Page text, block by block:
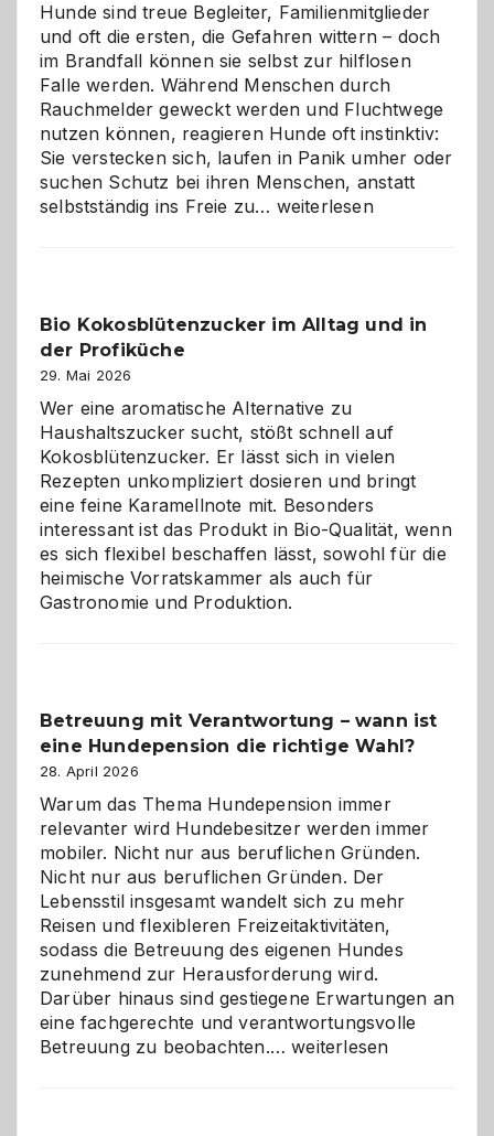
Hunde sind treue Begleiter, Familienmitglieder
und oft die ersten, die Gefahren wittern – doch
im Brandfall können sie selbst zur hilflosen
Falle werden. Während Menschen durch
Rauchmelder geweckt werden und Fluchtwege
nutzen können, reagieren Hunde oft instinktiv:
Sie verstecken sich, laufen in Panik umher oder
suchen Schutz bei ihren Menschen, anstatt
selbstständig ins Freie zu… Wenn
Gefahr
für
Hunde
im
eigenen
Zuhause
weiterlesen
Bio Kokosblütenzucker im Alltag und in
der Profiküche
29. Mai 2026
Wer eine aromatische Alternative zu
Haushaltszucker sucht, stößt schnell auf
Kokosblütenzucker. Er lässt sich in vielen
Rezepten unkompliziert dosieren und bringt
eine feine Karamellnote mit. Besonders
interessant ist das Produkt in Bio-Qualität, wenn
es sich flexibel beschaffen lässt, sowohl für die
heimische Vorratskammer als auch für
Gastronomie und Produktion.
Betreuung mit Verantwortung – wann ist
eine Hundepension die richtige Wahl?
28. April 2026
Warum das Thema Hundepension immer
relevanter wird Hundebesitzer werden immer
mobiler. Nicht nur aus beruflichen Gründen.
Nicht nur aus beruflichen Gründen. Der
Lebensstil insgesamt wandelt sich zu mehr
Reisen und flexibleren Freizeitaktivitäten,
sodass die Betreuung des eigenen Hundes
zunehmend zur Herausforderung wird.
Darüber hinaus sind gestiegene Erwartungen an
eine fachgerechte und verantwortungsvolle
Betreuung zu beobachten.…Betreuung
weiterlesen